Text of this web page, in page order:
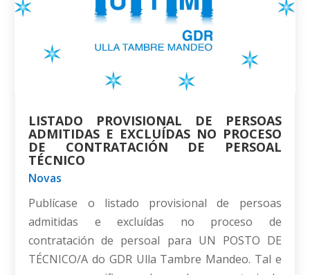
LISTADO PROVISIONAL DE PERSOAS
ADMITIDAS E EXCLUÍDAS NO PROCESO
DE CONTRATACIÓN DE PERSOAL
TÉCNICO
Novas
Publícase o listado provisional de persoas
admitidas e excluídas no proceso de
contratación de persoal para UN POSTO DE
TÉCNICO/A do GDR Ulla Tambre Mandeo. Tal e